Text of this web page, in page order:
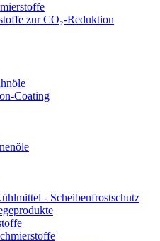
zur CO₂-Reduktion
Coating
- Scheibenfrostschutz